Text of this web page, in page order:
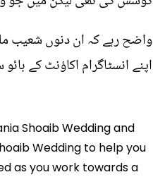
واضح رہے کہ ان دنوں شعیب
اپنے انسٹاگرام اکاؤنٹ کے
Shoaib Wedding and
Wedding to help you
as you work towards a